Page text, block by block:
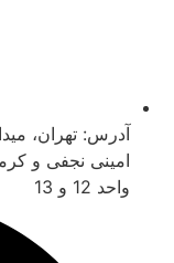
آدرس: تهران،
واحد 12 و 13